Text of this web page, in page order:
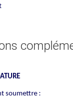
soumettre :